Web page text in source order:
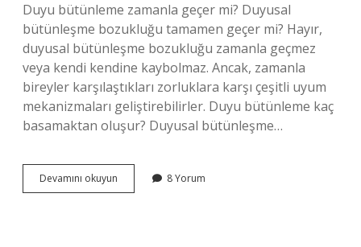
Duyu bütünleme zamanla geçer mi? Duyusal
bütünleşme bozukluğu tamamen geçer mi? Hayır,
duyusal bütünleşme bozukluğu zamanla geçmez
veya kendi kendine kaybolmaz. Ancak, zamanla
bireyler karşılaştıkları zorluklara karşı çeşitli uyum
mekanizmaları geliştirebilirler. Duyu bütünleme kaç
basamaktan oluşur? Duyusal bütünleşme…
Devamını okuyun
Bütünleme
8 Yorum